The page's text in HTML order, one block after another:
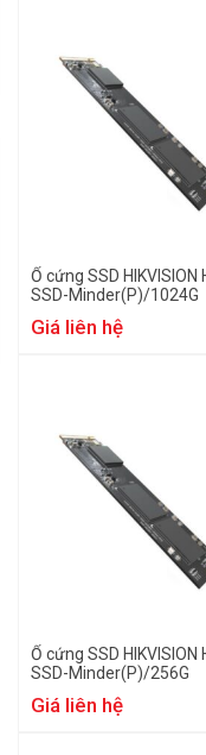
Ổ cứng SSD HIKVISION
SSD-Minder(P)/1024G
Giá liên hệ
Ổ cứng SSD HIKVISION
SSD-Minder(P)/256G
Giá liên hệ